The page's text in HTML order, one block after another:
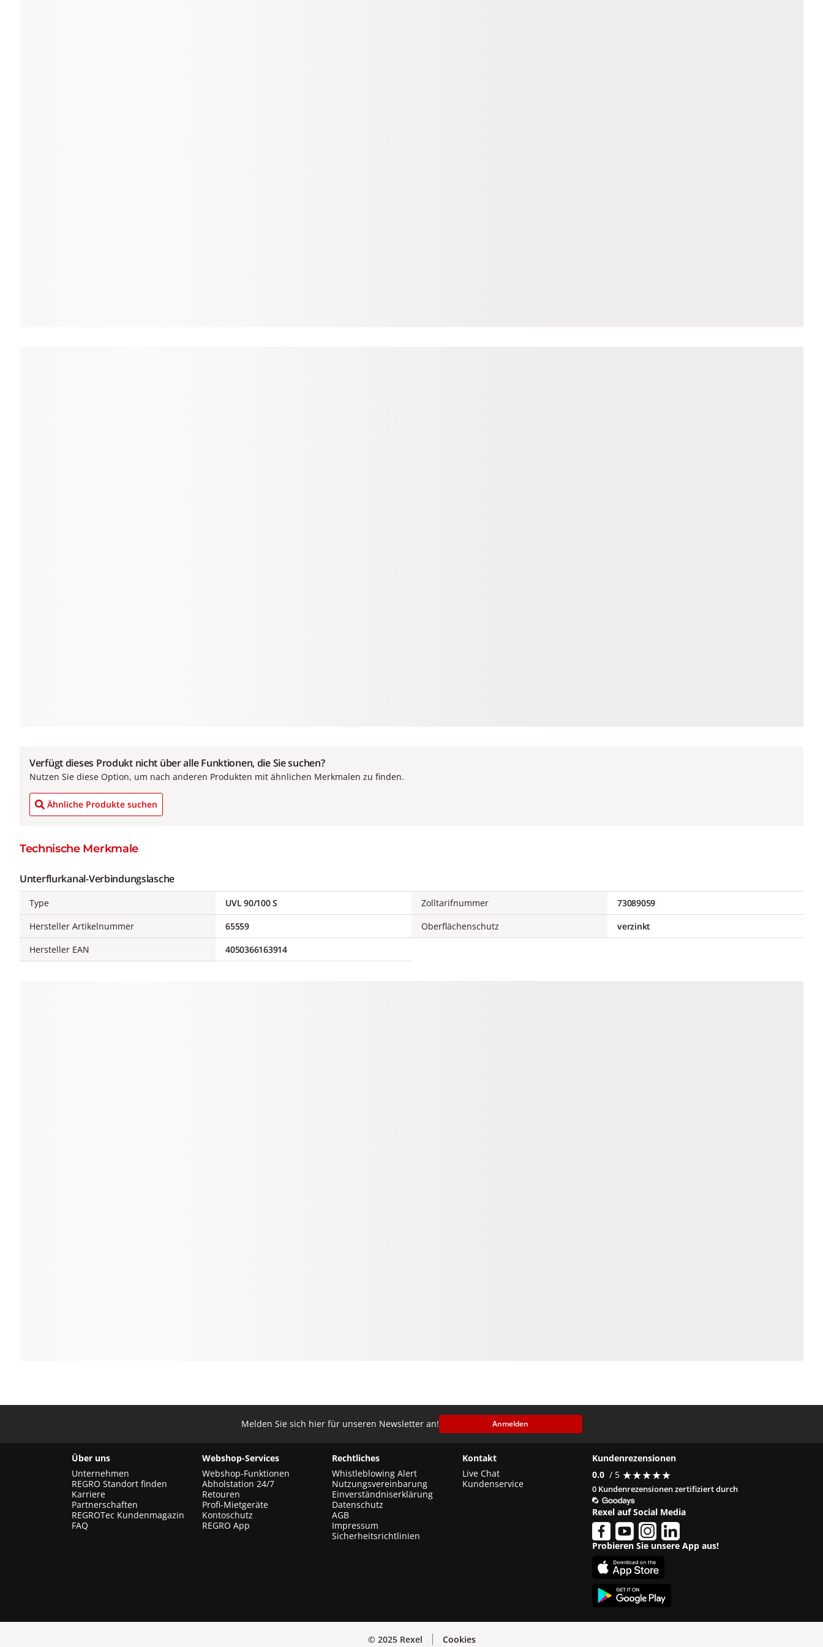
Verfügt dieses Produkt nicht über alle Funktionen, die Sie suchen?
Nutzen Sie diese Option, um nach anderen Produkten mit ähnlichen Merkmalen zu finden.
Ähnliche Produkte suchen
Technische Merkmale
Unterflurkanal-Verbindungslasche
Type
UVL 90/100 S
Hersteller Artikelnummer
65559
Hersteller EAN
4050366163914
Zolltarifnummer
73089059
Oberflächenschutz
verzinkt
Melden Sie sich hier für unseren Newsletter an! Anmelden
Über uns
Unternehmen
REGRO Standort finden
Karriere
Partnerschaften
REGROTec Kundenmagazin
FAQ
Webshop-Services
Webshop-Funktionen
Abholstation 24/7
Retouren
Profi-Mietgeräte
Kontoschutz
REGRO App
Rechtliches
Whistleblowing Alert
Nutzungsvereinbarung
Einverständniserklärung
Datenschutz
AGB
Impressum
Sicherheitsrichtlinien
Kontakt
Live Chat
Kundenservice
Kundenrezensionen
0.0 / 5 ★★★★★
★★★★★
0 Kundenrezensionen zertifiziert durch
Rexel auf Social Media
Probieren Sie unsere App aus!
© 2025 Rexel Cookies